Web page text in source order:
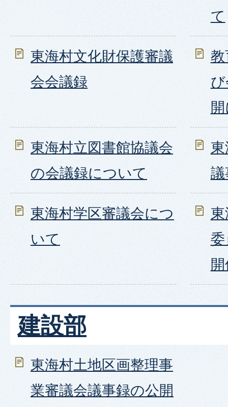
て
東海村文化財保護審議
会会議録
教
東海村立図書館協議会
の会議録について
東海村学区審議会につ
いて
委
建設部
東海村土地区画整理事
業審議会議事録の公開